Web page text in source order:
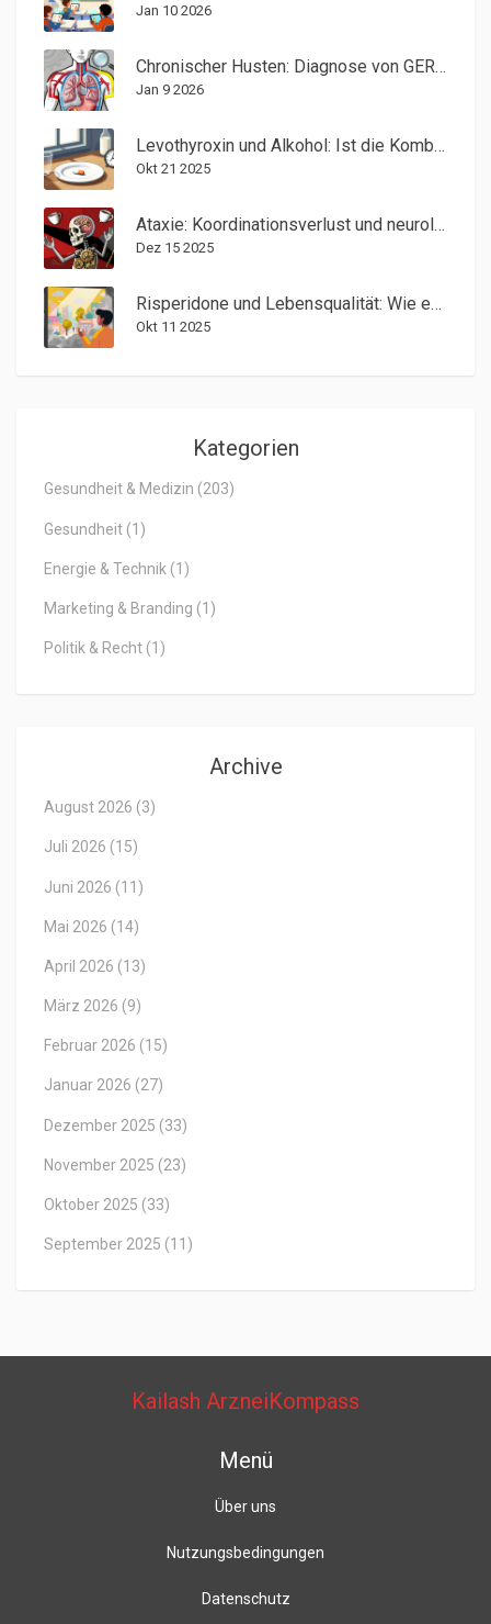
Jan 10 2026
Chronischer Husten: Diagnose von GERD, Asthma und Postnasalem Tropfen
Jan 9 2026
Levothyroxin und Alkohol: Ist die Kombination sicher?
Okt 21 2025
Ataxie: Koordinationsverlust und neurologische Rehabilitation
Dez 15 2025
Risperidone und Lebensqualität: Wie es die psychische Gesundheit und das Wohlbefinden verbessert
Okt 11 2025
Kategorien
Gesundheit & Medizin (203)
Gesundheit (1)
Energie & Technik (1)
Marketing & Branding (1)
Politik & Recht (1)
Archive
August 2026 (3)
Juli 2026 (15)
Juni 2026 (11)
Mai 2026 (14)
April 2026 (13)
März 2026 (9)
Februar 2026 (15)
Januar 2026 (27)
Dezember 2025 (33)
November 2025 (23)
Oktober 2025 (33)
September 2025 (11)
Kailash ArzneiKompass
Menü
Über uns
Nutzungsbedingungen
Datenschutz